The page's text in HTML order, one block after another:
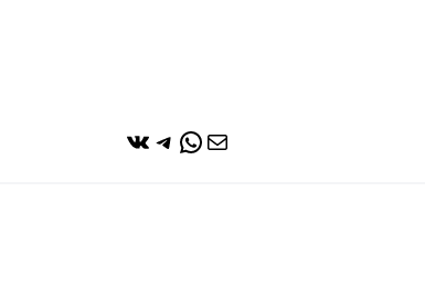
ВКонтакте
Telegram
WhatsApp
Почта